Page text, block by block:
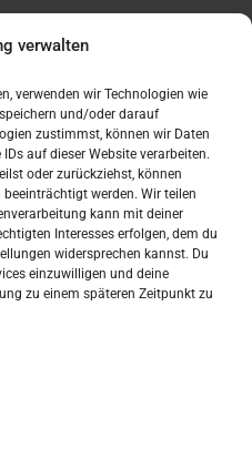
verwalten
verwenden wir Technologien wie
und/oder darauf
zustimmst, können wir Daten
auf dieser Website verarbeiten.
oder zurückziehst, können
werden. Wir teilen
kann mit deiner
Interesses erfolgen, dem du
widersprechen kannst. Du
einzuwilligen und deine
zu einem späteren Zeitpunkt zu
– Njemačka?